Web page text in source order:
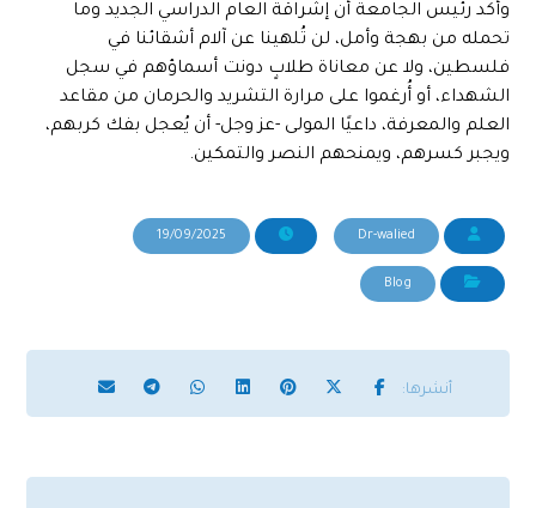
وأكد رئيس الجامعة أن إشراقة العام الدراسي الجديد وما
تحمله من بهجة وأمل، لن تُلهينا عن آلام أشقائنا في
فلسطين، ولا عن معاناة طلابٍ دونت أسماؤهم في سجل
الشهداء، أو أُرغموا على مرارة التشريد والحرمان من مقاعد
العلم والمعرفة، داعيًا المولى -عز وجل- أن يُعجل بفك كربهم،
ويجبر كسرهم، ويمنحهم النصر والتمكين.
Dr-walied
19/09/2025
Blog